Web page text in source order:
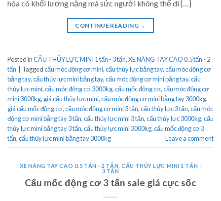
hóa có khối lượng nặng mà sức người không thể di […]
CONTINUE READING →
Posted inCẨU THỦY LỰC MINI 1 tấn - 3 tấn,XE NÂNG TAY CAO 0.5 tấn - 2
tấn
Taggedcẩu móc động cơ mini,cẩu thủy lực bằng tay,cẩu móc động cơ
bằng tay,cẩu thủy lực mini bằng tay,cẩu móc động cơ mini bằng tay,cẩu
thủy lực mini,cẩu móc động cơ 3000kg,cẩu mốc động cơ,cẩu móc động cơ
mini 3000kg, giá cẩu thủy lực mini,cẩu móc động cơ mini bằng tay 3000kg,
giá cẩu mốc động cơ,cẩu móc động cơ mini 3 tấn,cẩu thủy lực 3 tấn,cẩu móc
động cơ mini bằng tay 3 tấn,cẩu thủy lực mini 3 tấn,cẩu thủy lực 3000kg,cẩu
thủy lực mini bằng tay 3 tấn,cẩu thủy lực mini 3000kg,cẩu mốc động cơ 3
tấn,cẩu thủy lực mini bằng tay 3000kg Leave a comment
XE NÂNG TAY CAO 0.5 TẤN - 2 TẤN ,CẨU THỦY LỰC MINI 1 TẤN -
3 TẤN
Cẩu mốc động cơ 3 tấn sale giá cực sốc